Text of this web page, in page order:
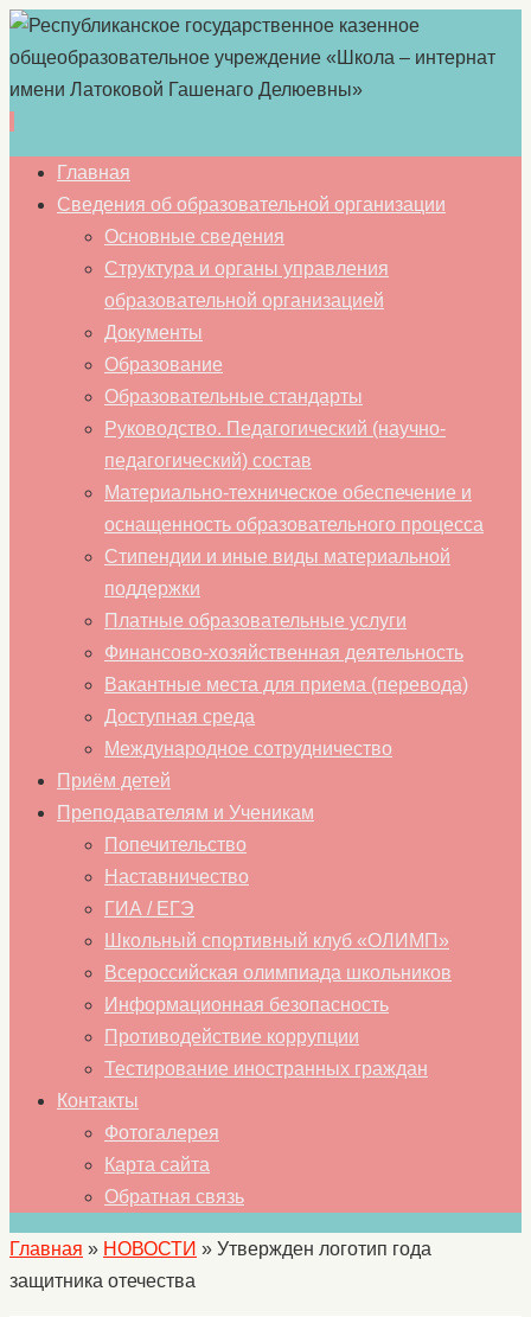
Перейти
содержимому
Главная
Сведения об образовательной организации
Основные сведения
Структура и органы управления
образовательной организацией
Документы
Образование
Образовательные стандарты
Руководство. Педагогический (научно-
педагогический) состав
Материально-техническое обеспечение и
оснащенность образовательного процесса
Стипендии и иные виды материальной
поддержки
Платные образовательные услуги
Финансово-хозяйственная деятельность
Вакантные места для приема (перевода)
Доступная среда
Международное сотрудничество
Приём детей
Преподавателям и Ученикам
Попечительство
Наставничество
ГИА / ЕГЭ
Школьный спортивный клуб «ОЛИМП»
Всероссийская олимпиада школьников
Информационная безопасность
Противодействие коррупции
Тестирование иностранных граждан
Контакты
Фотогалерея
Карта сайта
Обратная связь
Главная » НОВОСТИ » Утвержден логотип года
защитника отечества